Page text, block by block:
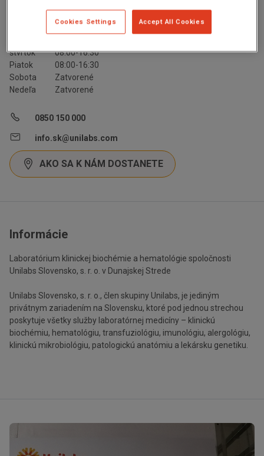
Human papillomavirus (HPV)
štvrtok
08:00-16:30
Piatok
08:00-16:30
Sobota
Zatvorené
Nedeľa
Zatvorené
0850 150 000
info.sk@unilabs.com
AKO SA K NÁM DOSTANETE
Informácie
Laboratórium klinickej biochémie a hematológie spoločnosti
Unilabs Slovensko, s. r. o. v Dunajskej Strede
Unilabs Slovensko, s. r. o., člen skupiny Unilabs, je jediným
privátnym zariadením na Slovensku, ktoré pod jednou strechou
poskytuje všetky služby laboratórnej medicíny – klinickú
biochémiu, hematológiu, transfuziológiu, imunológiu, alergológiu,
klinickú mikrobiológiu, patologickú anatómiu a lekársku genetiku.
Accept All Cookies
Cookies Settings